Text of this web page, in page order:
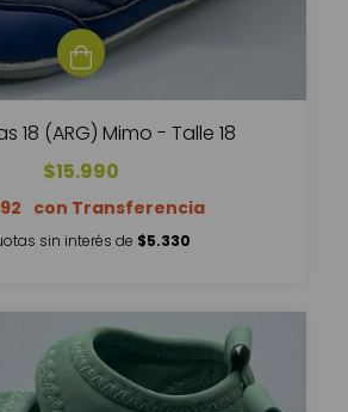
18 (ARG) Mimo - Talle 18
$15.990
sin interés de $5.330